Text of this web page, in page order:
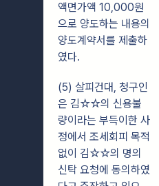
액면가액 10,000원
으로 양도하는 내용의
양도계약서를 제출하
였다.
(5) 살피건대, 청구인
은 김☆☆의 신용불
량이라는 부득이한 사
정에서 조세회피 목적
없이 김☆☆의 명의
신탁 요청에 동의하였